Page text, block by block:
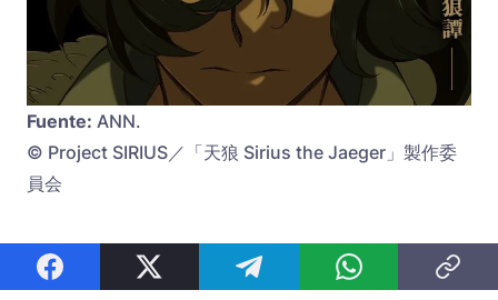
Fuente: ANN.
© Project SIRIUS／「天狼 Sirius the Jaeger」製作委
員会